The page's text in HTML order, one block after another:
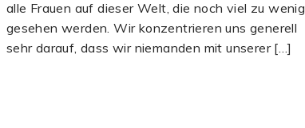
alle Frauen auf dieser Welt, die noch viel zu wenig
gesehen werden. Wir konzentrieren uns generell
sehr darauf, dass wir niemanden mit unserer […]